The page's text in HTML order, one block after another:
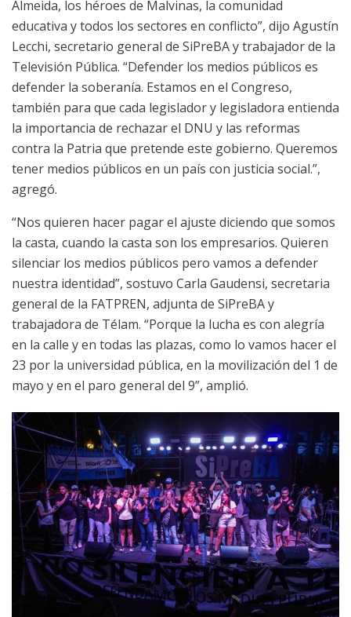
Almeida, los héroes de Malvinas, la comunidad
educativa y todos los sectores en conflicto”, dijo Agustín
Lecchi, secretario general de SiPreBA y trabajador de la
Televisión Pública. “Defender los medios públicos es
defender la soberanía. Estamos en el Congreso,
también para que cada legislador y legisladora entienda
la importancia de rechazar el DNU y las reformas
contra la Patria que pretende este gobierno. Queremos
tener medios públicos en un país con justicia social.”,
agregó.
“Nos quieren hacer pagar el ajuste diciendo que somos
la casta, cuando la casta son los empresarios. Quieren
silenciar los medios públicos pero vamos a defender
nuestra identidad”, sostuvo Carla Gaudensi, secretaria
general de la FATPREN, adjunta de SiPreBA y
trabajadora de Télam. “Porque la lucha es con alegría
en la calle y en todas las plazas, como lo vamos hacer el
23 por la universidad pública, en la movilización del 1 de
mayo y en el paro general del 9”, amplió.